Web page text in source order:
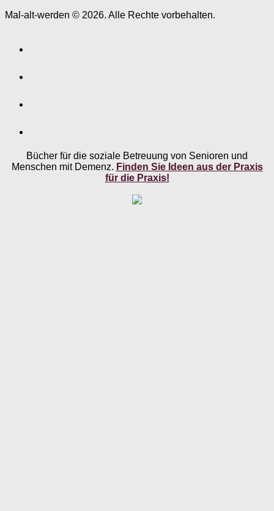
Mal-alt-werden © 2026. Alle Rechte vorbehalten.
Bücher für die soziale Betreuung von Senioren und
Menschen mit Demenz. Finden Sie Ideen aus der Praxis
für die Praxis!